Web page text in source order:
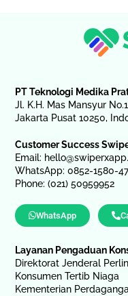
PT Teknologi Medika
Jl. K.H. Mas Mansyur
Jakarta Pusat 10250,
Customer Success
Email:
WhatsApp: 0852-1580-
Phone: (021) 50959952
WhatsApp
Layanan Pengaduan
Direktorat Jenderal
Konsumen Tertib Niaga
Kementerian